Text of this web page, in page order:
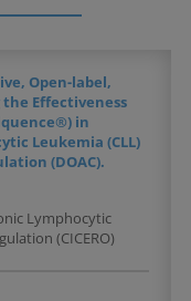
Open-label,
Effectiveness
in
Leukemia (CLL)
(DOAC).
Lymphocytic
(CICERO)